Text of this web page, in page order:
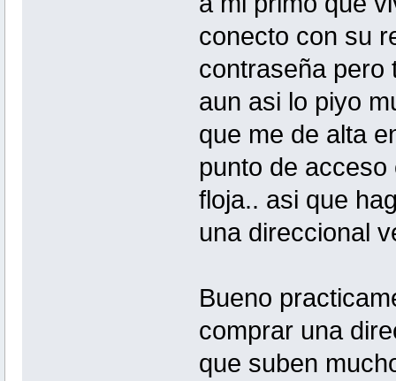
conecto con su
contraseña pero
aun asi lo piyo
que me de alta
punto de
floja.. asi que
una direccional
Bueno
comprar una
que suben